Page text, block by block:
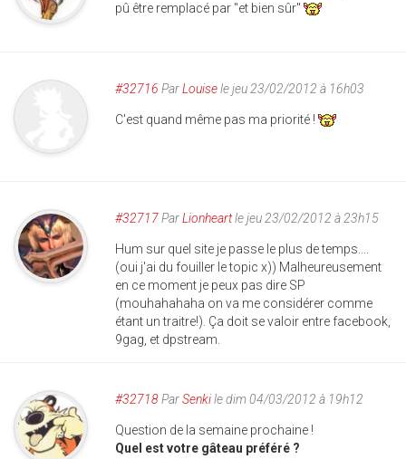
pû être remplacé par "et bien sûr"
#32716 ParLouisele jeu 23/02/2012 à 16h03
C'est quand même pas ma priorité !
#32717ParLionheartle jeu 23/02/2012 à 23h15
Hum sur quel site je passe le plus de temps....
(oui j'ai du fouiller le topic x)) Malheureusement
en ce moment je peux pas dire SP
(mouhahahaha on va me considérer comme
étant un traitre!). Ça doit se valoir entre facebook,
9gag, et dpstream.
#32718ParSenkile dim 04/03/2012 à 19h12
Question de la semaine prochaine !
Quel est votre gâteau préféré ?